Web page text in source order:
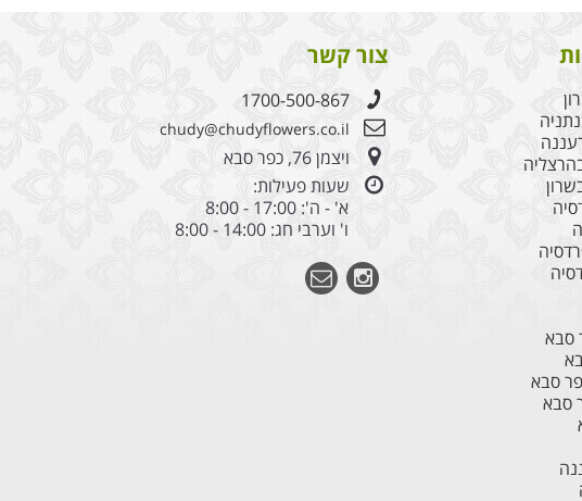
סבא
סבא
סבא
צור קשר
1700-500-867
chudy@chudyflowers.co.il
ויצמן 76, כפר סבא
שעות פעילות:
א' - ה': 17:00 - 8:00
ו' וערבי חג: 14:00 - 8:00